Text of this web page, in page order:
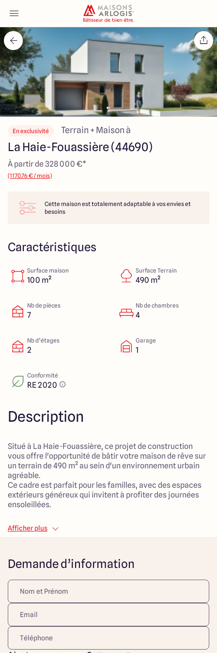
Accueil
Nos maisons
Nos annonces
Votre projet
Qui sommes-nous
Maisons ARLOGIS Nantes
4.7 4.7
En exclusivité Terrain + Maison à
La Haie-Fouassière (44690)
À partir de 328 000 €*
(1170.76 € / mois)
Cette maison est totalement adaptable à vos envies et
besoins
Caractéristiques
Surface maison
100 m²
Surface Terrain
490 m²
Nb de pièces
7
Nb de chambres
4
Nb d’étages
2
Garage
1
Conformité
RE 2020
Description
Situé à La Haie-Fouassière, ce projet de construction
vous offre l'opportunité de bâtir votre maison de rêve sur
un terrain de 490 m² au sein d'un environnement urbain
agréable.
Ce cadre est parfait pour les familles, avec des espaces
extérieurs généreux qui invitent à profiter des journées
ensoleillées.
La maison, d'une superficie habitable de 100 m², propose
un aménagement convivial et bien pensé, comprenant 7
convivial pour toute la famille.
Le projet promet un faible entretien, sans copropriété,
tout en respectant un style contemporain qui s'intègre
harmonieusement dans le paysage. Tout cela se trouve à
proximité de commerces, d'écoles et de services, un
atout indéniable pour un cadre de vie serein et pratique.
Ce projet à La Croix Moriceau est conçu pour répondre
aux besoins des familles en quête d'espace, de confort et
Afficher plus
Demande d’information